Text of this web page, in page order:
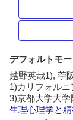
デフォルトモ
越野英哉1), 苧
1)カリフォル
3)京都大学大
生理心理学と